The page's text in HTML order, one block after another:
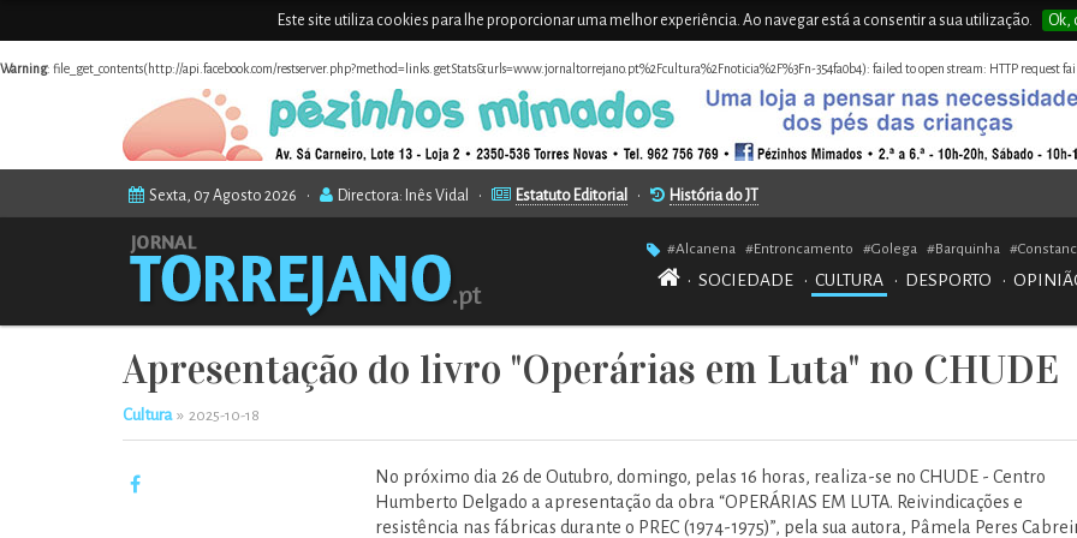
Este site utiliza cookies para lhe proporcionar uma melhor experiência. Ao navegar está a consentir a sua utilização. Ok,
Warning: file_get_contents(http://api.facebook.com/restserver.php?method=links.getStats&urls=www.jornaltorrejano.pt%2Fcultura%2Fnoticia%2F%3Fn-354fa0b4): failed to open stream: HTTP request
Sexta, 07 Agosto 2026 • Directora: Inês Vidal • Estatuto Editorial • História do JT
#Alcanena #Entroncamento #Golega #Barquinha
• SOCIEDADE • CULTURA • DESPORTO •
Apresentação do livro "Operárias em Luta" no CHUDE
Cultura» 2025-10-18
No próximo dia 26 de Outubro, domingo, pelas 16 horas, realiza-se no CHUDE - Centro
Humberto Delgado a apresentação da obra “OPERÁRIAS EM LUTA. Reivindicações e
resistência nas fábricas durante o PREC (1974-1975)”, pela sua autora, Pâmela Peres